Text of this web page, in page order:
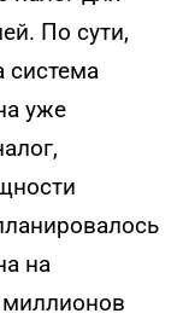
По сути,
система
уже
на